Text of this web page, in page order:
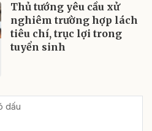
Thủ tướng yêu cầu xử
nghiêm trường hợp lách
tiêu chí, trục lợi trong
tuyển sinh